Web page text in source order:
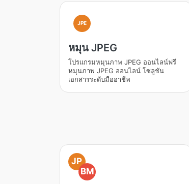
JPE
หมุน JPEG
โปรแกรมหมุนภาพ JPEG ออนไลน์ฟรี
หมุนภาพ JPEG ออนไลน์ โซลูชัน
เอกสารระดับมืออาชีพ
JP
BM